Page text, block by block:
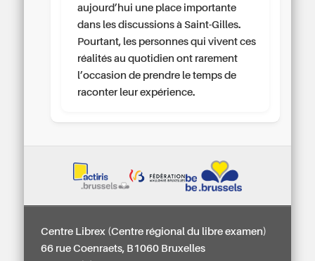
aujourd’hui une place importante
dans les discussions à Saint-Gilles.
Pourtant, les personnes qui vivent ces
réalités au quotidien ont rarement
l’occasion de prendre le temps de
raconter leur expérience.
Centre Librex (Centre régional du libre examen)
66 rue Coenraets, B1060 Bruxelles